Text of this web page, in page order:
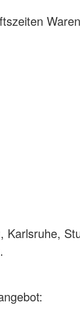
Karlsruhe,